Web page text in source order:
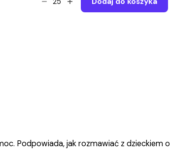
Podpowiada, jak rozmawiać z dzieckiem o